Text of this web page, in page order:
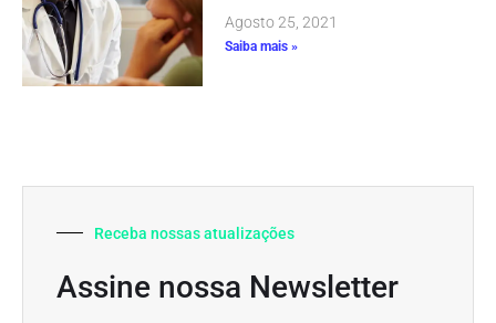
Agosto 25, 2021
Saiba mais »
Receba nossas atualizações
Assine nossa Newsletter